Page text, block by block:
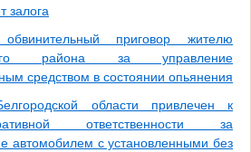
залога
приговор жителю
района за управление
средством в состоянии опьянения
области привлечен к
ответственности за
автомобилем с установленными без